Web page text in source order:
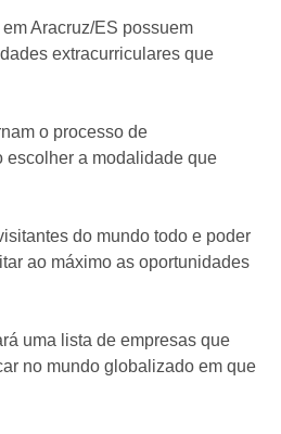
Aracruz/ES possuem
extracurriculares que
o processo de
escolher a modalidade que
do mundo todo e poder
ao máximo as oportunidades
uma lista de empresas que
no mundo globalizado em que